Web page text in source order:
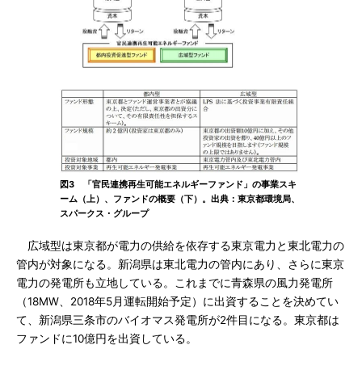
図3 「官民連携再生可能エネルギーファンド」の事業スキ
ーム（上）、ファンドの概要（下）。出典：東京都環境局、
スパークス・グループ
広域型は東京都が電力の供給を依存する東京電力と東北電力の
管内が対象になる。新潟県は東北電力の管内にあり、さらに東京
電力の発電所も立地している。これまでに青森県の風力発電所
（18MW、2018年5月運転開始予定）に出資することを決めてい
て、新潟県三条市のバイオマス発電所が2件目になる。東京都は
ファンドに10億円を出資している。